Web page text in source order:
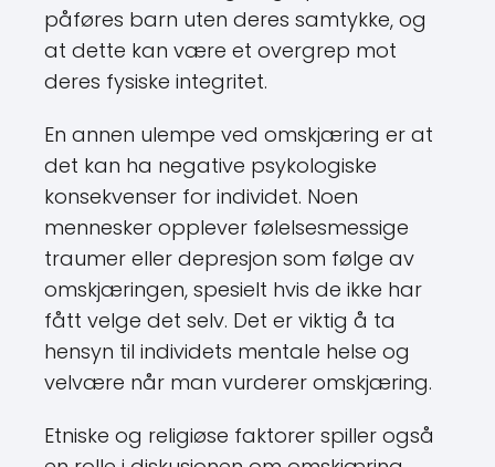
påføres barn uten deres samtykke, og
at dette kan være et overgrep mot
deres fysiske integritet.
En annen ulempe ved omskjæring er at
det kan ha negative psykologiske
konsekvenser for individet. Noen
mennesker opplever følelsesmessige
traumer eller depresjon som følge av
omskjæringen, spesielt hvis de ikke har
fått velge det selv. Det er viktig å ta
hensyn til individets mentale helse og
velvære når man vurderer omskjæring.
Etniske og religiøse faktorer spiller også